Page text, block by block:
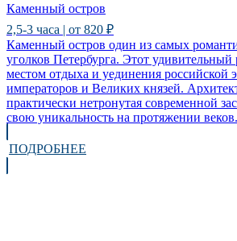
Каменный остров
2,5-3 часа | от 820 ₽
Каменный остров один из самых
уголков Петербурга. Этот
местом отдыха и уединения российской
императоров и Великих князей.
практически нетронутая современной
свою уникальность на протяжении веков.
ПОДРОБНЕЕ